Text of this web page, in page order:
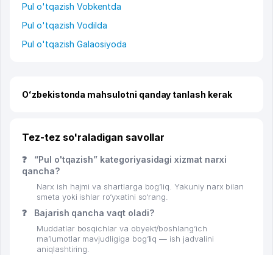
Pul o'tqazish Vobkentda
Pul o'tqazish Vodilda
Pul o'tqazish Galaosiyoda
Oʻzbekistonda mahsulotni qanday tanlash kerak
Tez-tez so'raladigan savollar
❓
“Pul o'tqazish” kategoriyasidagi xizmat narxi
qancha?
Narx ish hajmi va shartlarga bog‘liq. Yakuniy narx bilan
smeta yoki ishlar ro‘yxatini so‘rang.
❓ Bajarish qancha vaqt oladi?
Muddatlar bosqichlar va obyekt/boshlang‘ich
ma’lumotlar mavjudligiga bog‘liq — ish jadvalini
aniqlashtiring.